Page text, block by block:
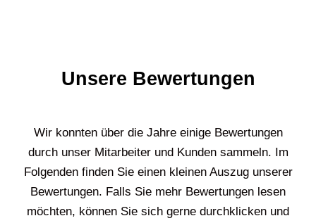
Unsere Bewertungen
Wir konnten über die Jahre einige Bewertungen
durch unser Mitarbeiter und Kunden sammeln. Im
Folgenden finden Sie einen kleinen Auszug unserer
Bewertungen. Falls Sie mehr Bewertungen lesen
möchten, können Sie sich gerne durchklicken und